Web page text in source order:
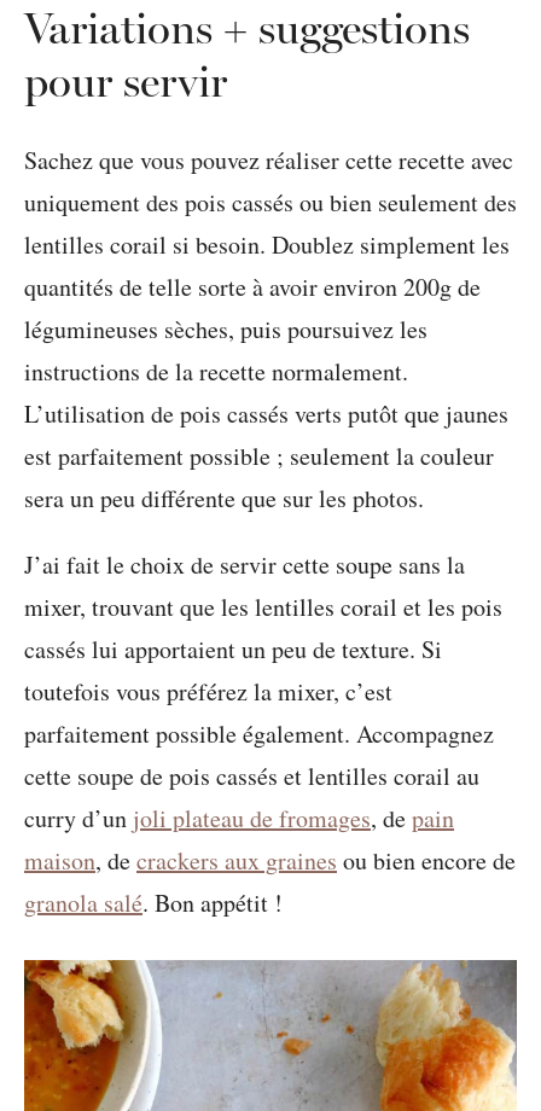
Variations + suggestions
pour servir
Sachez que vous pouvez réaliser cette recette avec
uniquement des pois cassés ou bien seulement des
lentilles corail si besoin. Doublez simplement les
quantités de telle sorte à avoir environ 200g de
légumineuses sèches, puis poursuivez les
instructions de la recette normalement.
L’utilisation de pois cassés verts putôt que jaunes
est parfaitement possible ; seulement la couleur
sera un peu différente que sur les photos.
J’ai fait le choix de servir cette soupe sans la
mixer, trouvant que les lentilles corail et les pois
cassés lui apportaient un peu de texture. Si
toutefois vous préférez la mixer, c’est
parfaitement possible également. Accompagnez
cette soupe de pois cassés et lentilles corail au
curry d’un joli plateau de fromages, depain
maison, decrackers aux graines ou bien encore de
granola salé. Bon appétit !